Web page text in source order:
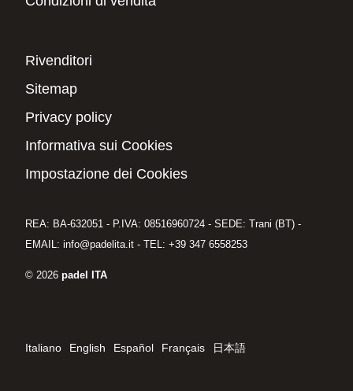
Rivenditori
Sitemap
Privacy policy
Informativa sui Cookies
Impostazione dei Cookies
REA: BA-632051 - P.IVA: 08516960724 - SEDE: Trani (BT) -
EMAIL: info@padelita.it - TEL: +39 347 6558253
© 2026 padel ITA
Italiano English Español Français 日本語